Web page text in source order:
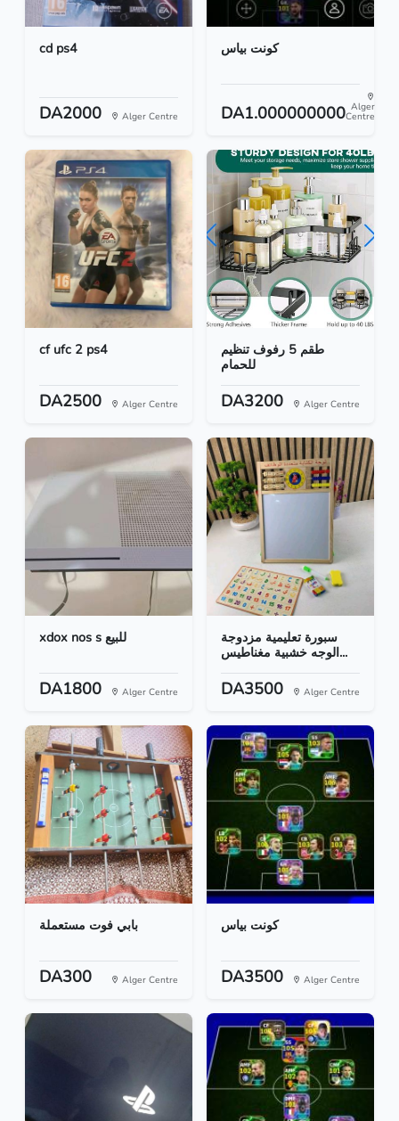
cd ps4
DA2000 Alger Centre
كونت بياس
DA1.000000000 Alger
Centre
cf ufc 2 ps4
DA2500 Alger Centre
طقم 5 رفوف تنظيم
للحمام
DA3200 Alger Centre
xdox nos s للبيع
DA1800 Alger Centre
سبورة تعليمية مزدوجة
الوجه خشبية مغناطيس...
DA3500 Alger Centre
بابي فوت مستعملة
DA300 Alger Centre
كونت بياس
DA3500 Alger Centre